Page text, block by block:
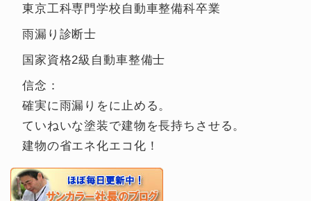
東京工科専門学校自動車整備科卒業
雨漏り診断士
国家資格2級自動車整備士
信念：
確実に雨漏りをに止める。
ていねいな塗装で建物を長持ちさせる。
建物の省エネ化エコ化！